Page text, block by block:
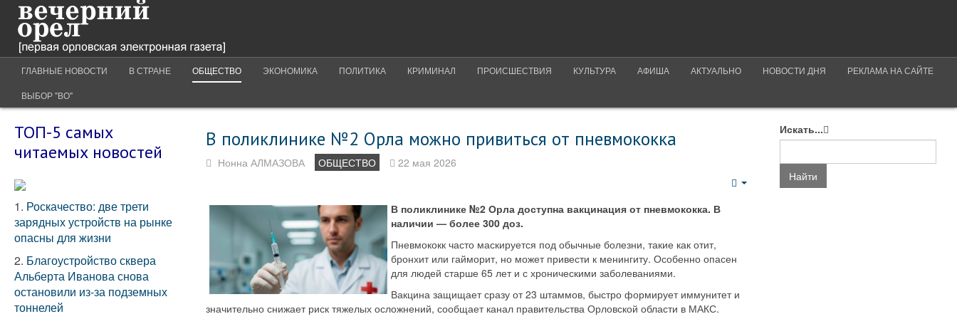
ГЛАВНЫЕ НОВОСТИ В СТРАНЕ ОБЩЕСТВО ЭКОНОМИКА ПОЛИТИКА КРИМИНАЛ ПРОИСШЕСТВИЯ КУЛЬТУРА АФИША АКТУАЛЬНО НОВОСТИ ДНЯ РЕКЛАМА НА САЙТЕ
ВЫБОР "ВО"
В поликлинике №2 Орла можно привиться от пневмококка
Нонна АЛМАЗОВА ОБЩЕСТВО 22 мая 2026
В поликлинике №2 Орла доступна вакцинация от пневмококка. В
наличии — более 300 доз.
Пневмококк часто маскируется под обычные болезни, такие как отит,
бронхит или гайморит, но может привести к менингиту. Особенно опасен
для людей старше 65 лет и с хроническими заболеваниями.
Вакцина защищает сразу от 23 штаммов, быстро формирует иммунитет и
значительно снижает риск тяжелых осложнений, сообщает канал правительства Орловской области в МАКС.
ТОП-5 самых
читаемых новостей
1. Роскачество: две трети
зарядных устройств на рынке
опасны для жизни
2. Благоустройство сквера
Альберта Иванова снова
остановили из-за подземных
тоннелей
Искать...
Найти